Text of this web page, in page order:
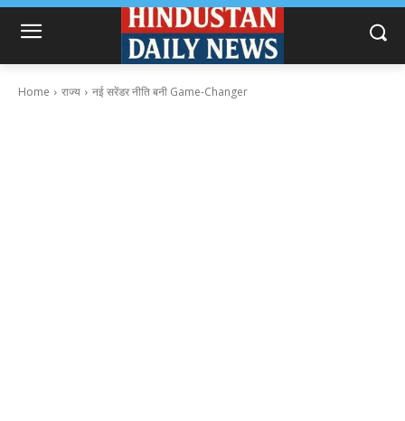
Home राज्य नई सरेंडर नीति बनी Game-Changer